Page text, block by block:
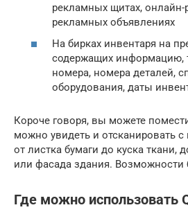
рекламных щитах, онлайн-
рекламных объявлениях
На бирках инвентаря на
содержащих информацию,
номера, номера деталей,
оборудования, даты
Короче говоря, вы можете
можно увидеть и отсканировать
от листка бумаги до куска ткани,
или фасада здания. Возможности
Где можно использовать